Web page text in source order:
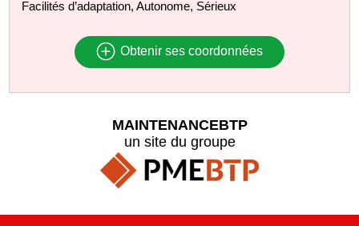
Facilités d’adaptation, Autonome, Sérieux
Obtenir ses coordonnées
MAINTENANCEBTP
un site du groupe